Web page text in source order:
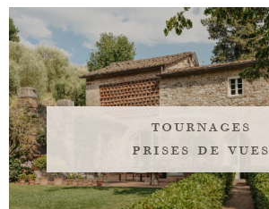
tournages
prises de vues